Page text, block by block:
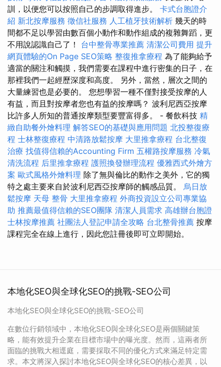
訓，以便您可以按照自己的步調取得進步。 卡式台胞證介
紹 新北按摩服務 徵信社服務 人工植牙技術解析 幾天的時
間都不足以學習由數百個小動作和動作組成的複雜舞蹈，更
不用說認識自己了！ 台中整骨專業推薦 清潔公司費用 提升
網頁體驗的On Page SEO策略 整復推拿療程 為了能夠給予
適當的關注和觸​​摸，我們需要在課程中進行密集的日子，在
那裡我們一起經歷深度和高度。 另外，當然，層次之間的
大量練習也是必要的。 您想學習一種不僅對接受按摩的人
有益，而且對按摩者您也有益的按摩嗎？ 波利尼西亞按摩
比許​​多人所知的普通按摩類型要豐富得多。 - 餐飲科技 精
緻自助餐外燴料理 解答SEO的基礎與應用問題 北投整復療
程 士林整復療程 中清路放鬆按摩 大里推拿療程 台北整復
治療 找值得信賴的Accounting Firm 五權路按摩服務 冷氣
清洗流程 后里推拿療程 護照換發辦理流程 優雅西式外燴方
案 歐式風格外燴料理 除了無與倫比的動作之美外，它的獨
特之處主要來自於波利尼西亞按摩師的觸感品質。 烏日放
鬆按摩 天母 整骨 大里推拿療程 外商投資設立公司專業協
助 推薦最值得信賴的SEO團隊 清潔人員需求 高雄辦台胞證
士林按摩推薦 社團法人登記申請全攻略 台北整骨推薦 按摩
課程完全在線上進行，因此您註冊後即可立即開始。
本地化SEO與全球化SEO的挑戰-SEO公司
本地化SEO與全球化SEO的挑戰-SEO公司
在數位行銷領域中，本地化SEO與全球化SEO是兩個關鍵策
略，能有效提升企業在目標市場中的曝光度。然而，這兩者所
面臨的挑戰大相逕庭，需要採取不同的優化方式來滿足特定需
求。本文將深入探討本地化SEO與全球化SEO的核心差異，以